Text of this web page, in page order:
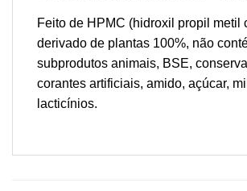
Feito de HPMC (hidroxil propil metil
derivado de plantas 100%, não
subprodutos animais, BSE,
corantes artificiais, amido, açúcar,
lacticínios.